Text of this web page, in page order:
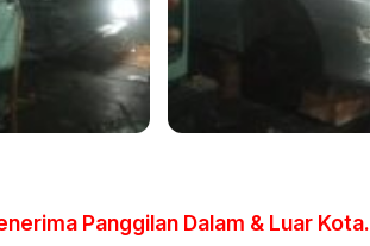
Panggilan Dalam & Luar Kota.